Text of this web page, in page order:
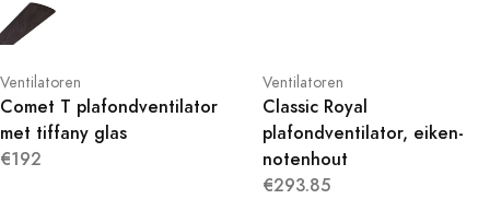
Ventilatoren
Comet T plafondventilator
met tiffany glas
€192
Ventilatoren
Classic Royal
plafondventilator, eiken-
notenhout
€293.85